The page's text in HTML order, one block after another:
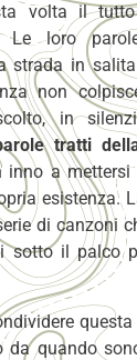
volta il
Le loro
strada in
non
in
tratti
inno a
esistenza.
di canzoni
sotto il palco
da quando